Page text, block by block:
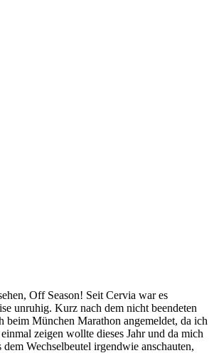
Off Season! Seit Cervia war es
unruhig. Kurz nach dem nicht beendeten
beim München Marathon angemeldet, da ich
zeigen wollte dieses Jahr und da mich
Wechselbeutel irgendwie anschauten,